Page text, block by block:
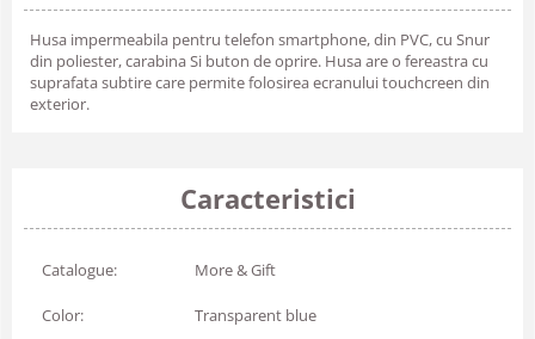
Husa impermeabila pentru telefon smartphone, din PVC, cu Snur
din poliester, carabina Si buton de oprire. Husa are o fereastra cu
suprafata subtire care permite folosirea ecranului touchcreen din
exterior.
Caracteristici
Catalogue: More & Gift
Color: Transparent blue